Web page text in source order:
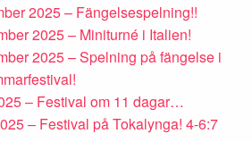
2025 – Fängelsespelning!!
2025 – Miniturné i Italien!
2025 – Spelning på fängelse i
– Festival om 11 dagar…
– Festival på Tokalynga! 4-6:7